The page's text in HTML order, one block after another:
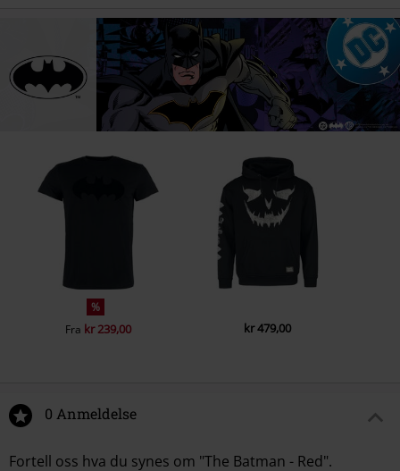
%
Fra kr 239,00 kr 479,00
0 Anmeldelse
Fortell oss hva du synes om "The Batman - Red".